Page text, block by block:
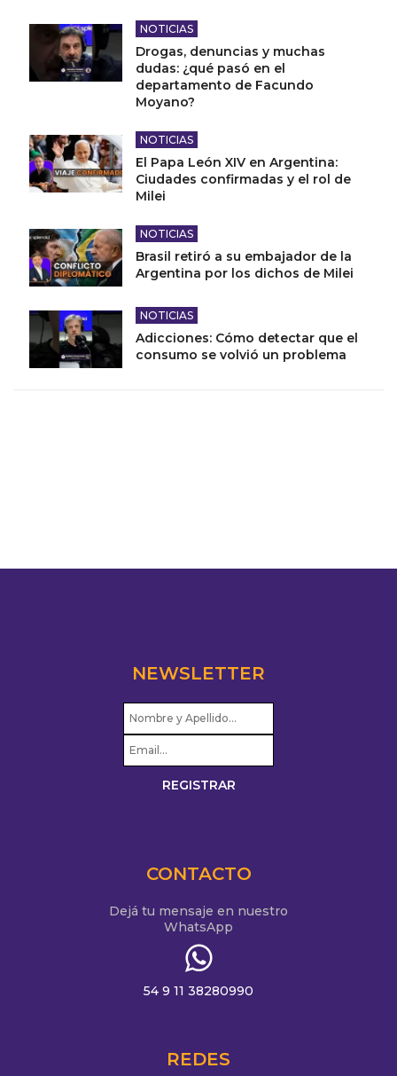
NOTICIAS
Drogas, denuncias y muchas
dudas: ¿qué pasó en el
departamento de Facundo
Moyano?
NOTICIAS
El Papa León XIV en Argentina:
Ciudades confirmadas y el rol de
Milei
NOTICIAS
Brasil retiró a su embajador de la
Argentina por los dichos de Milei
NOTICIAS
Adicciones: Cómo detectar que el
consumo se volvió un problema
NEWSLETTER
CONTACTO
Dejá tu mensaje en nuestro
WhatsApp
54 9 11 38280990
REDES